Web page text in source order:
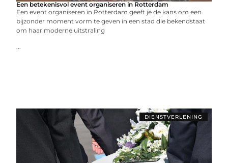
Een betekenisvol event organiseren in Rotterdam
Een event organiseren in Rotterdam geeft je de kans om een
bijzonder moment vorm te geven in een stad die bekendstaat
om haar moderne uitstraling
...
DIENSTVERLENING